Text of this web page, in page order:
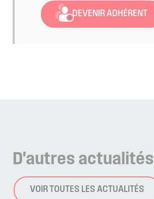
DEVENIR ADHÉRENT
D'autres actualités
VOIR TOUTES LES ACTUALITÉS